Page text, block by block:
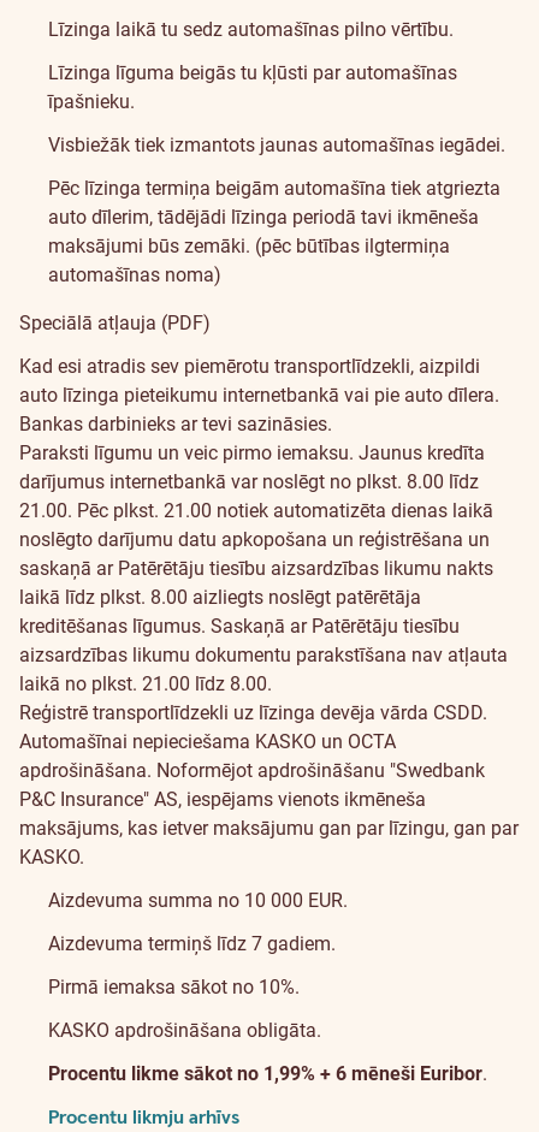
Līzinga laikā tu sedz automašīnas pilno vērtību.
Līzinga līguma beigās tu kļūsti par automašīnas
īpašnieku.
Visbiežāk tiek izmantots jaunas automašīnas iegādei.
Pēc līzinga termiņa beigām automašīna tiek atgriezta
auto dīlerim, tādējādi līzinga periodā tavi ikmēneša
maksājumi būs zemāki. (pēc būtības ilgtermiņa
automašīnas noma)
Speciālā atļauja (PDF)
Kad esi atradis sev piemērotu transportlīdzekli, aizpildi
auto līzinga pieteikumu internetbankā vai pie auto dīlera.
Bankas darbinieks ar tevi sazināsies.
Paraksti līgumu un veic pirmo iemaksu. Jaunus kredīta
darījumus internetbankā var noslēgt no plkst. 8.00 līdz
21.00. Pēc plkst. 21.00 notiek automatizēta dienas laikā
noslēgto darījumu datu apkopošana un reģistrēšana un
saskaņā ar Patērētāju tiesību aizsardzības likumu nakts
laikā līdz plkst. 8.00 aizliegts noslēgt patērētāja
kreditēšanas līgumus. Saskaņā ar Patērētāju tiesību
aizsardzības likumu dokumentu parakstīšana nav atļauta
laikā no plkst. 21.00 līdz 8.00.
Reģistrē transportlīdzekli uz līzinga devēja vārda CSDD.
Automašīnai nepieciešama KASKO un OCTA
apdrošināšana. Noformējot apdrošināšanu "Swedbank
P&C Insurance" AS, iespējams vienots ikmēneša
maksājums, kas ietver maksājumu gan par līzingu, gan par
KASKO.
Aizdevuma summa no 10 000 EUR.
Aizdevuma termiņš līdz 7 gadiem.
Pirmā iemaksa sākot no 10%.
KASKO apdrošināšana obligāta.
Procentu likme sākot no 1,99% + 6 mēneši Euribor.
Procentu likmju arhīvs